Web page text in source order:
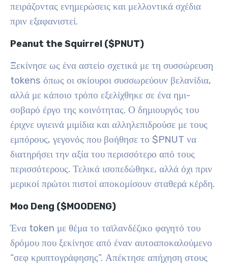
πειράζοντας ενημερώσεις και μελλοντικά σχέδια
πριν εξαφανιστεί.
Peanut the Squirrel ($PNUT)
Ξεκίνησε ως ένα αστείο σχετικά με τη συσσώρευση
tokens όπως οι σκίουροι συσσωρεύουν βελανίδια,
αλλά με κάποιο τρόπο εξελίχθηκε σε ένα ημι-
σοβαρό έργο της κοινότητας. Ο δημιουργός του
έριχνε υγιεινά μιμίδια και αλληλεπιδρούσε με τους
εμπόρους, γεγονός που βοήθησε το $PNUT να
διατηρήσει την αξία του περισσότερο από τους
περισσότερους. Τελικά ισοπεδώθηκε, αλλά όχι πριν
μερικοί πρώτοι πιστοί αποκομίσουν σταθερά κέρδη.
Moo Deng ($MOODENG)
Ένα token με θέμα το ταϊλανδέζικο φαγητό του
δρόμου που ξεκίνησε από έναν αυτοαποκαλούμενο
“σεφ κρυπτογράφησης”. Απέκτησε απήχηση στους